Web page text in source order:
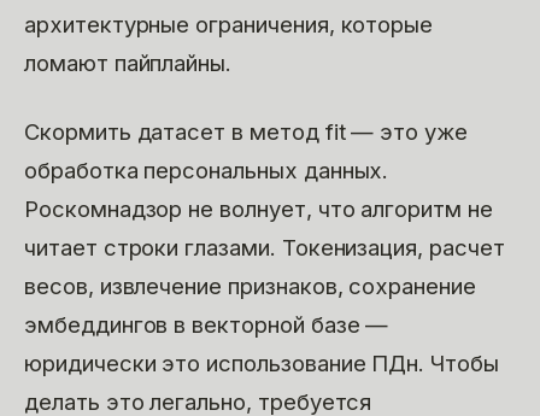
архитектурные ограничения, которые
ломают пайплайны.
Скормить датасет в метод fit — это уже
обработка персональных данных.
Роскомнадзор не волнует, что алгоритм не
читает строки глазами. Токенизация, расчет
весов, извлечение признаков, сохранение
эмбеддингов в векторной базе —
юридически это использование ПДн. Чтобы
делать это легально, требуется